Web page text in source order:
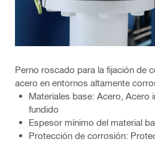
Perno roscado para la fijación de
acero en entornos altamente
Materiales base: Acero, Acero
fundido
Espesor mínimo del material
Protección de corrosión: